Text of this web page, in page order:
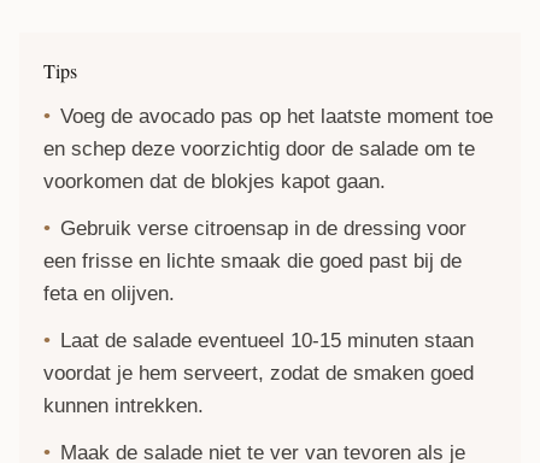
Tips
Voeg de avocado pas op het laatste moment toe
en schep deze voorzichtig door de salade om te
voorkomen dat de blokjes kapot gaan.
Gebruik verse citroensap in de dressing voor
een frisse en lichte smaak die goed past bij de
feta en olijven.
Laat de salade eventueel 10-15 minuten staan
voordat je hem serveert, zodat de smaken goed
kunnen intrekken.
Maak de salade niet te ver van tevoren als je